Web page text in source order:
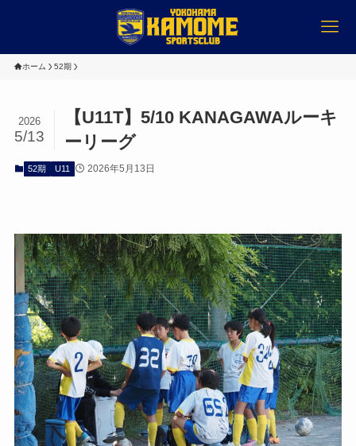
ホーム 52期
【U11T】5/10 KANAGAWAルーキ
ーリーグ
2026
5/13
52期 U11 2026年5月13日